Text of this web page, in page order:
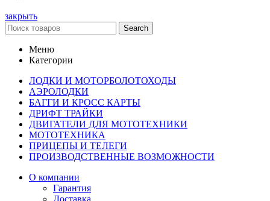
закрыть
Search
Меню
Категории
ЛОДКИ И МОТОРБОЛОТОХОДЫ
АЭРОЛОДКИ
БАГГИ И КРОСС КАРТЫ
ДРИФТ ТРАЙКИ
ДВИГАТЕЛИ ДЛЯ МОТОТЕХНИКИ
МОТОТЕХНИКА
ПРИЦЕПЫ И ТЕЛЕГИ
ПРОИЗВОДСТВЕННЫЕ ВОЗМОЖНОСТИ
О компании
Гарантия
Доставка